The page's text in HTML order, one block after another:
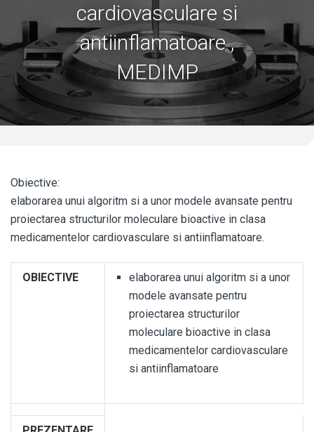
cardiovasculare si
antiinflamatoare ,
MEDIMP
Obiective:
elaborarea unui algoritm si a unor modele avansate pentru
proiectarea structurilor moleculare bioactive in clasa
medicamentelor cardiovasculare si antiinflamatoare.
OBIECTIVE
elaborarea unui algoritm si a unor
modele avansate pentru
proiectarea structurilor
moleculare bioactive in clasa
medicamentelor cardiovasculare
si antiinflamatoare